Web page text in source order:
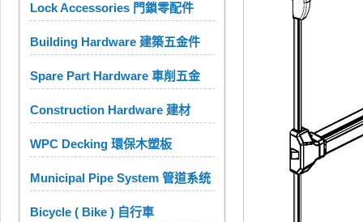
Lock Accessories 門鎖零配件
Building Hardware 建築五金件
Spare Part Hardware 車削五金
Construction Hardware 建材
WPC Decking 環保木塑板
Municipal Pipe System 管道系统
Bicycle ( Bike ) 自行車